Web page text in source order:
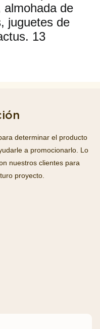
determinar el producto
a promocionarlo. Lo
nuestros clientes para
proyecto.